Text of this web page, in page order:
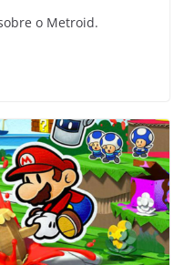
o Metroid.